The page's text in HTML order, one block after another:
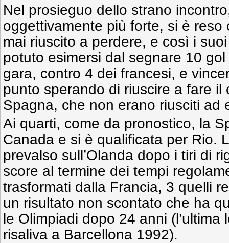
Nel prosieguo dello strano
oggettivamente più forte, si è
mai riuscito a perdere, e così i
potuto esimersi dal segnare 10
gara, contro 4 dei francesi, e
punto sperando di riuscire a fare il
Spagna, che non erano riusciti ad
Ai quarti, come da pronostico, la
Canada e si è qualificata per Rio.
prevalso sull’Olanda dopo i tiri di
score al termine dei tempi
trasformati dalla Francia, 3 quelli
un risultato non scontato che ha
le Olimpiadi dopo 24 anni (l’ultima
risaliva a Barcellona 1992).